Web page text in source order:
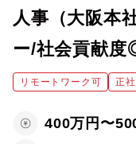
人事（大阪本
ー/社会貢献
リモートワーク可 正
400万円〜